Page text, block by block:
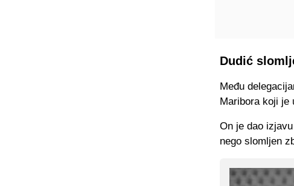
Dudić
Među
Maribora koji je
On je dao
nego slomljen